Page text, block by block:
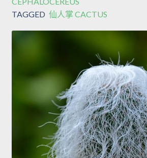
TAGGED 仙人掌 CACTUS